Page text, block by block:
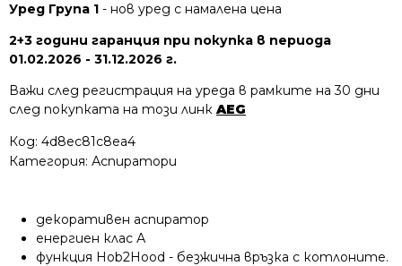
Уред Група 1 - нов уред с намалена цена
2+3 години гаранция при покупка в периода
01.02.2026 - 31.12.2026 г.
Важи след регистрация на уреда в рамките на 30 дни
след покупката на този линк AEG
Код: 4d8ec81c8ea4
Категория: Аспиратори
декоративен аспиратор
енергиен клас А
функция Hob2Hood - безжична връзка с котлоните.